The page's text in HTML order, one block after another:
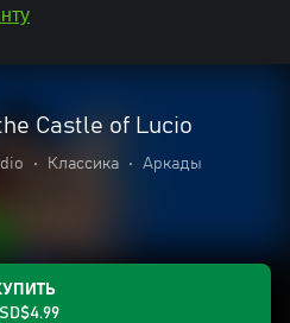
Castle of Lucio
• Классика • Аркады